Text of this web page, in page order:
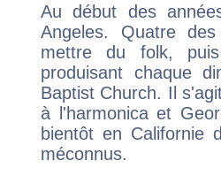
Au début des
Angeles. Quatre
mettre du folk,
produisant chaque
Baptist Church. Il
à l'harmonica et
bientôt en Californie
méconnus.